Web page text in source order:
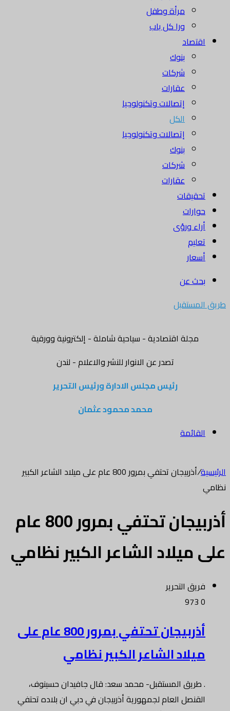
مرأة وطفل
ورا كل باب
اقتصاد
بنوك
شركات
عقارات
إتصالات وتكنولوجيا
الكل
إتصالات وتكنولوجيا
بنوك
شركات
عقارات
تحقيقات
حوارات
أراء ورؤى
تعليم
أسعار
بحث عن
طريق المستقبل
مجلة اقتصادية - سياحية شاملة - إلكترونية وورقية
تصدر عن الانوار للنشر والاعلام - لندن
رئيس مجلس الادارة ورئيس التحرير
محمد محمود عثمان
القائمة
الرئيسية/
أذربيجان تحتفي بمرور 800 عام على ميلاد الشاعر الكبير
نظامي
أذربيجان تحتفي بمرور 800 عام
على ميلاد الشاعر الكبير نظامي
فريق التحرير
0
أذربيجان تحتفي بمرور 800 عام على
ميلاد الشاعر الكبير نظامي
. طريق المستقبل- محمد سعد: قال جافيدان حسينوف،
القنصل العام لجمهورية أذربيجان في دبي ان بلاده تحتفي